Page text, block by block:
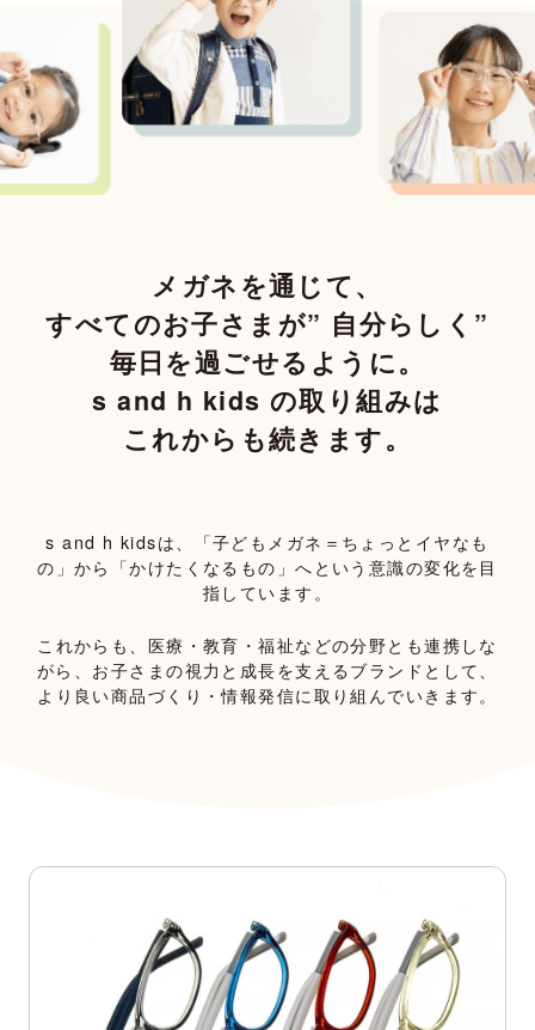
メガネを通じて、
すべてのお子さまが” 自分らしく”
毎日を過ごせるように。
s and h kids の取り組みは
これからも続きます。
s and h kidsは、「子どもメガネ＝ちょっとイヤなも
の」から「かけたくなるもの」へという意識の変化を目
指しています。
これからも、医療・教育・福祉などの分野とも連携しな
がら、 お子さまの視力と成長を支えるブランドとして、
より良い商品づくり・情報発信に取り組んでいきます。